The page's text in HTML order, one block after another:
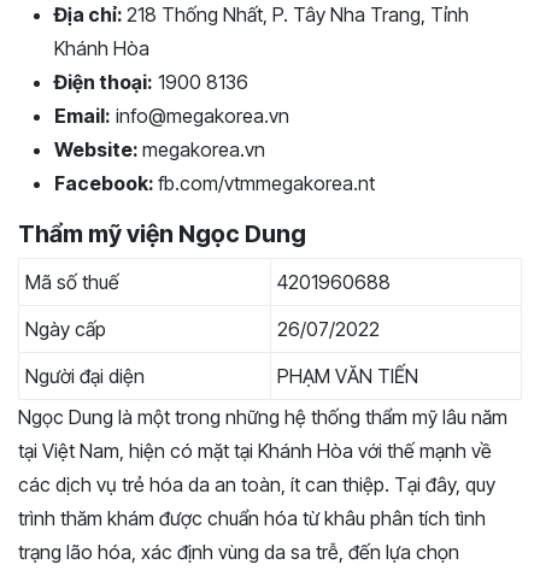
Địa chỉ: 218 Thống Nhất, P. Tây Nha Trang, Tỉnh
Khánh Hòa
Điện thoại: 1900 8136
Email: info@megakorea.vn
Website: megakorea.vn
Facebook: fb.com/vtmmegakorea.nt
Thẩm mỹ viện Ngọc Dung
Mã số thuế
4201960688
Ngày cấp
26/07/2022
Người đại diện
PHẠM VĂN TIẾN
Ngọc Dung là một trong những hệ thống thẩm mỹ lâu năm
tại Việt Nam, hiện có mặt tại Khánh Hòa với thế mạnh về
các dịch vụ trẻ hóa da an toàn, ít can thiệp. Tại đây, quy
trình thăm khám được chuẩn hóa từ khâu phân tích tình
trạng lão hóa, xác định vùng da sa trễ, đến lựa chọn